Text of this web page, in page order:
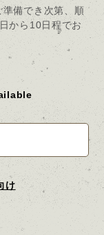
備でき次第、順
から10日程でお
け